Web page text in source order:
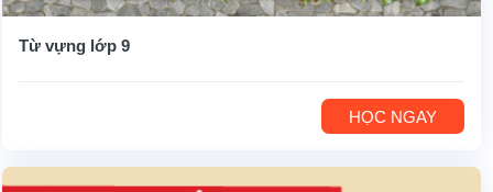
Từ vựng lớp 9
HỌC NGAY